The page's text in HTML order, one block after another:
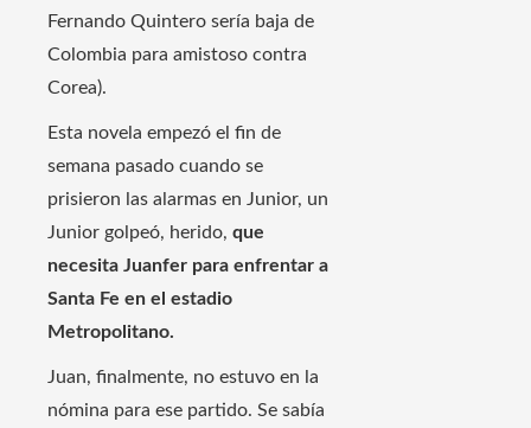
Fernando Quintero sería baja de
Colombia para amistoso contra
Corea).
Esta novela empezó el fin de
semana pasado cuando se
prisieron las alarmas en Junior, un
Junior golpeó, herido, que
necesita Juanfer para enfrentar a
Santa Fe en el estadio
Metropolitano.
Juan, finalmente, no estuvo en la
nómina para ese partido. Se sabía